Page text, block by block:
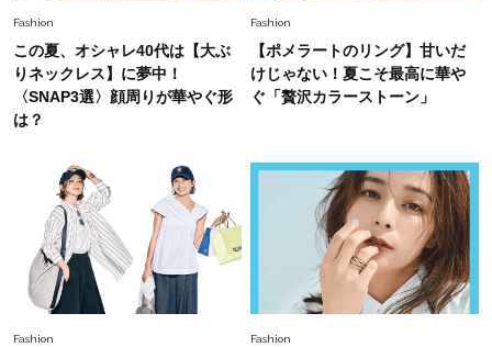
Fashion
この夏、オシャレ40代は【大ぶ
りネックレス】に夢中！
〈SNAP3選〉顔周りが華やぐ形
は？
Fashion
【ポメラートのリング】甘いだ
けじゃない！夏こそ最高に華や
ぐ「贅沢カラーストーン」
Fashion Fashion